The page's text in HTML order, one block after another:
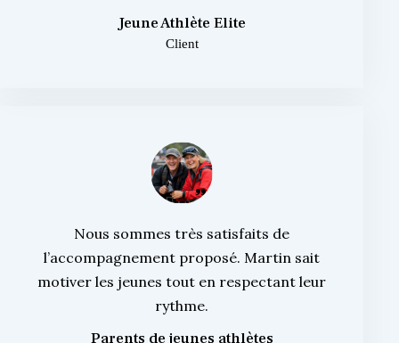
Jeune Athlète Elite
Client
Nous sommes très satisfaits de
l’accompagnement proposé. Martin sait
motiver les jeunes tout en respectant leur
rythme.
Parents de jeunes athlètes